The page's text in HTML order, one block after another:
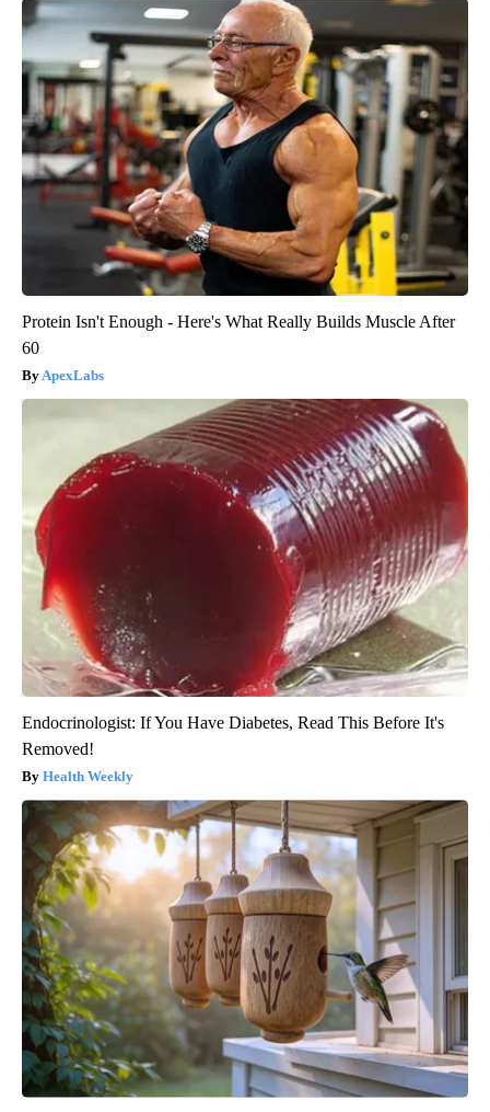
Protein Isn't Enough - Here's What Really Builds Muscle After
60
ApexLabs
Endocrinologist: If You Have Diabetes, Read This Before It's
Removed!
Health Weekly